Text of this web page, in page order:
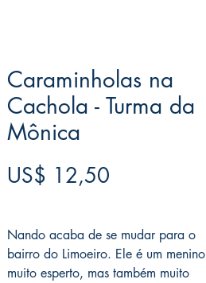
Caraminholas na
Cachola - Turma da
Mônica
US$ 12,50
Nando acaba de se mudar para o
bairro do Limoeiro. Ele é um menino
muito esperto, mas também muito